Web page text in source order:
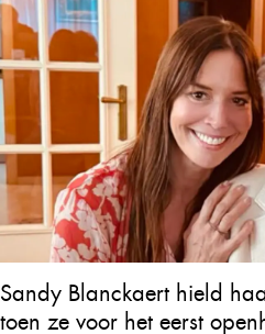
Sandy Blanckaert hield
toen ze voor het eerst